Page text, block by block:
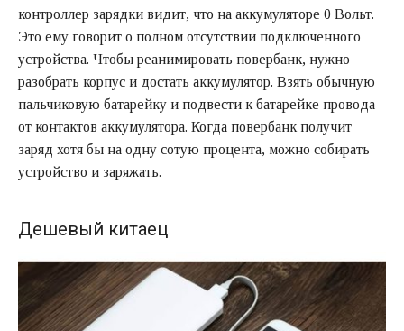
контроллер зарядки видит, что на аккумуляторе 0 Вольт.
Это ему говорит о полном отсутствии подключенного
устройства. Чтобы реанимировать повербанк, нужно
разобрать корпус и достать аккумулятор. Взять обычную
пальчиковую батарейку и подвести к батарейке провода
от контактов аккумулятора. Когда повербанк получит
заряд хотя бы на одну сотую процента, можно собирать
устройство и заряжать.
Дешевый китаец